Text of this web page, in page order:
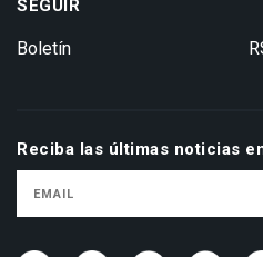
SEGUIR
Boletín
Reciba las últimas noticias